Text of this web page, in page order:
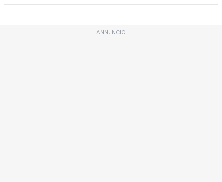
ANNUNCIO